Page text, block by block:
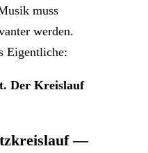
muss
werden.
Eigentliche:
Der Kreislauf
—